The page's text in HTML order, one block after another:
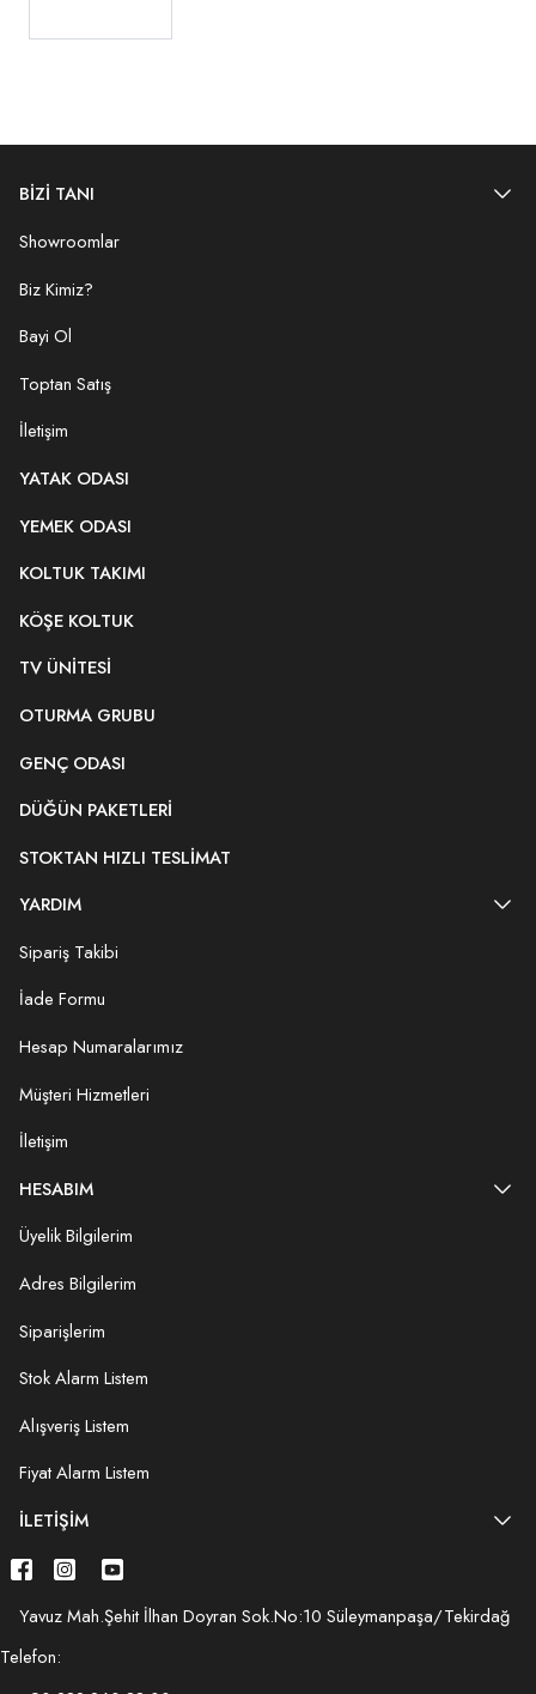
BİZİ TANI
Showroomlar
Biz Kimiz?
Bayi Ol
Toptan Satış
İletişim
YATAK ODASI
YEMEK ODASI
KOLTUK TAKIMI
KÖŞE KOLTUK
TV ÜNITESI
OTURMA GRUBU
GENÇ ODASI
DÜĞÜN PAKETLERI
STOKTAN HIZLI TESLIMAT
YARDIM
Sipariş Takibi
İade Formu
Hesap Numaralarımız
Müşteri Hizmetleri
İletişim
HESABIM
Üyelik Bilgilerim
Adres Bilgilerim
Siparişlerim
Stok Alarm Listem
Alışveriş Listem
Fiyat Alarm Listem
İLETIŞIM
Yavuz Mah.Şehit İlhan Doyran Sok.No:10 Süleymanpaşa/Tekirdağ
Telefon: